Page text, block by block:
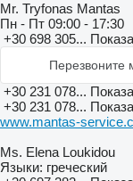
Mr. Tryfonas Mantas
Пн - Пт 09:00 - 17:30
+30 698 305...
Перезвоните
+30 231 078...
+30 231 078...
www.mantas-
Ms. Elena Loukidou
Языки: греческий